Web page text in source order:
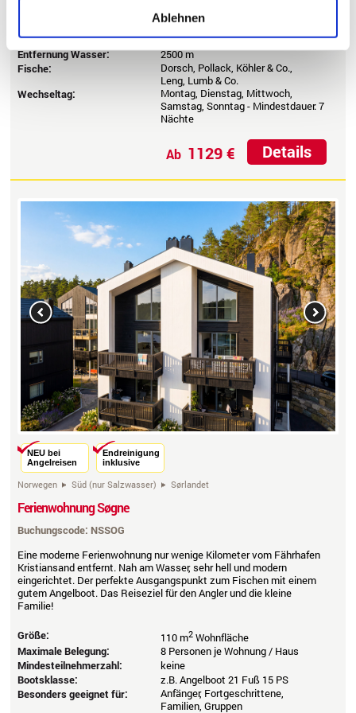
Ablehnen
z.B. Angelboot 20 Fuß 50 PS
Familien, Gruppen
Entfernung Wasser:
2500 m
Fische:
Dorsch, Pollack, Köhler & Co.,
Leng, Lumb & Co.
Wechseltag:
Montag, Dienstag, Mittwoch,
Samstag, Sonntag - Mindestdauer: 7
Nächte
Details
Ab 1129 €
Next
NEU bei
Angelreisen
Endreinigung
inklusive
Norwegen Süd (nur Salzwasser) Sørlandet
Ferienwohnung Søgne
Buchungscode: NSSOG
Eine moderne Ferienwohnung nur wenige Kilometer vom Fährhafen
Kristiansand entfernt. Nah am Wasser, sehr hell und modern
eingerichtet. Der perfekte Ausgangspunkt zum Fischen mit einem
gutem Angelboot. Das Reiseziel für den Angler und die kleine
Familie!
Größe: 110 m2Wohnfläche
Maximale Belegung:
8 Personen je Wohnung / Haus
Mindesteilnehmerzahl:
keine
Bootsklasse:
z.B. Angelboot 21 Fuß 15 PS
Besonders geeignet für:
Anfänger, Fortgeschrittene,
Familien, Gruppen